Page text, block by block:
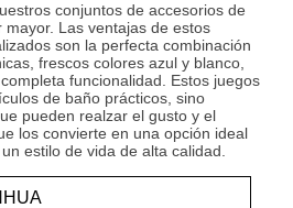
conjuntos de accesorios de
Las ventajas de estos
son la perfecta combinación
frescos colores azul y blanco,
funcionalidad. Estos juegos
de baño prácticos, sino
pueden realzar el gusto y el
los convierte en una opción ideal
estilo de vida de alta calidad.